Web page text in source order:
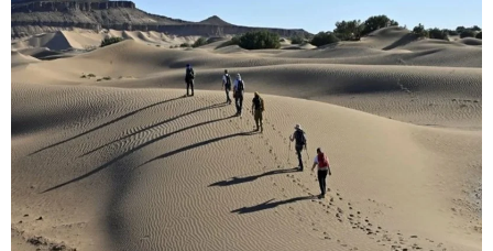
Tourisme
Régions
Hotels